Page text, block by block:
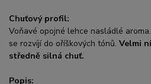
Chuťový profil:
Voňavé opojné lehce nasládlé
se rozvíjí do oříškových tónů. Velmi
středně silná chuť.
Popis: